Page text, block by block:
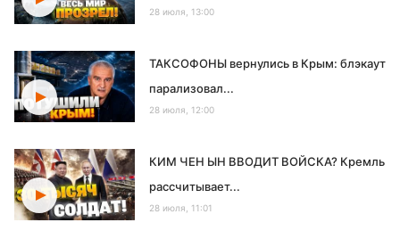
28 июля, 13:00
ТАКСОФОНЫ вернулись в Крым: блэкаут
парализовал...
28 июля, 12:00
КИМ ЧЕН ЫН ВВОДИТ ВОЙСКА? Кремль
рассчитывает...
28 июля, 11:01